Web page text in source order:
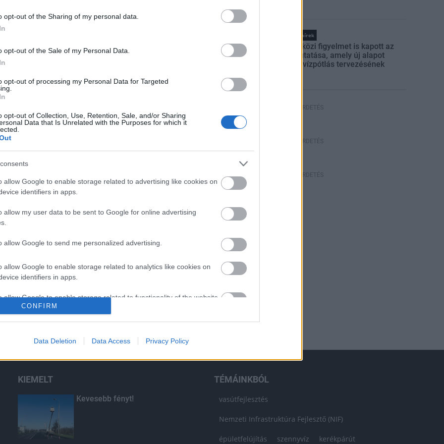
opt-out of the Sharing of my personal data.
opt-out of the Sale of my Personal Data.
opt-out of processing my Personal Data for Targeted
opt-out of Collection, Use, Retention, Sale, and/or Sharing
Data that Is Unrelated with the Purposes for which it
allow Google to enable storage related to advertising like cookies on
identifiers in apps.
allow my user data to be sent to Google for online advertising
allow Google to send me personalized advertising.
allow Google to enable storage related to analytics like cookies on
identifiers in apps.
allow Google to enable storage related to functionality of the website
functionality and fraud prevention, and other user protection.
CONFIRM
Data Deletion Data Access Privacy Policy
Ferenc Egyetem
Látványos építési szakasz indult
Paks II.: Mit jelent az 5. blokk új
mérföldköve a felülvizsgálat
árnyékában?
közelében lévő logisztikai bázis út-
Egyetlen, fél évszázados
Országos hírek
Nemzetközi figyelmet is kapott az
SZTE kutatása, amely új alapot
adhat a vízpótlás tervezésének
HIRDETÉS
HÍRDETÉS
HÍRDETÉS
KIEMELT
Kevesebb fényt!
TÉMÁINKBÓL
vasútfejlesztés
Nemzeti Infrastruktúra Fejlesztő (NIF)
épületfelújítás szennyvíz kerékpárút